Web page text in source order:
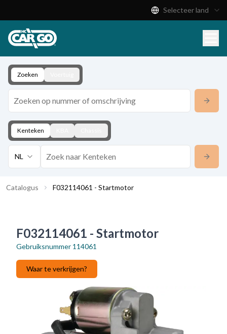
Download
Contact
Selecteer land
Zoeken
Kenteken
NL
Catalogus F032114061 - Startmotor
F032114061 - Startmotor
Gebruiksnummer 114061
Waar te verkrijgen?